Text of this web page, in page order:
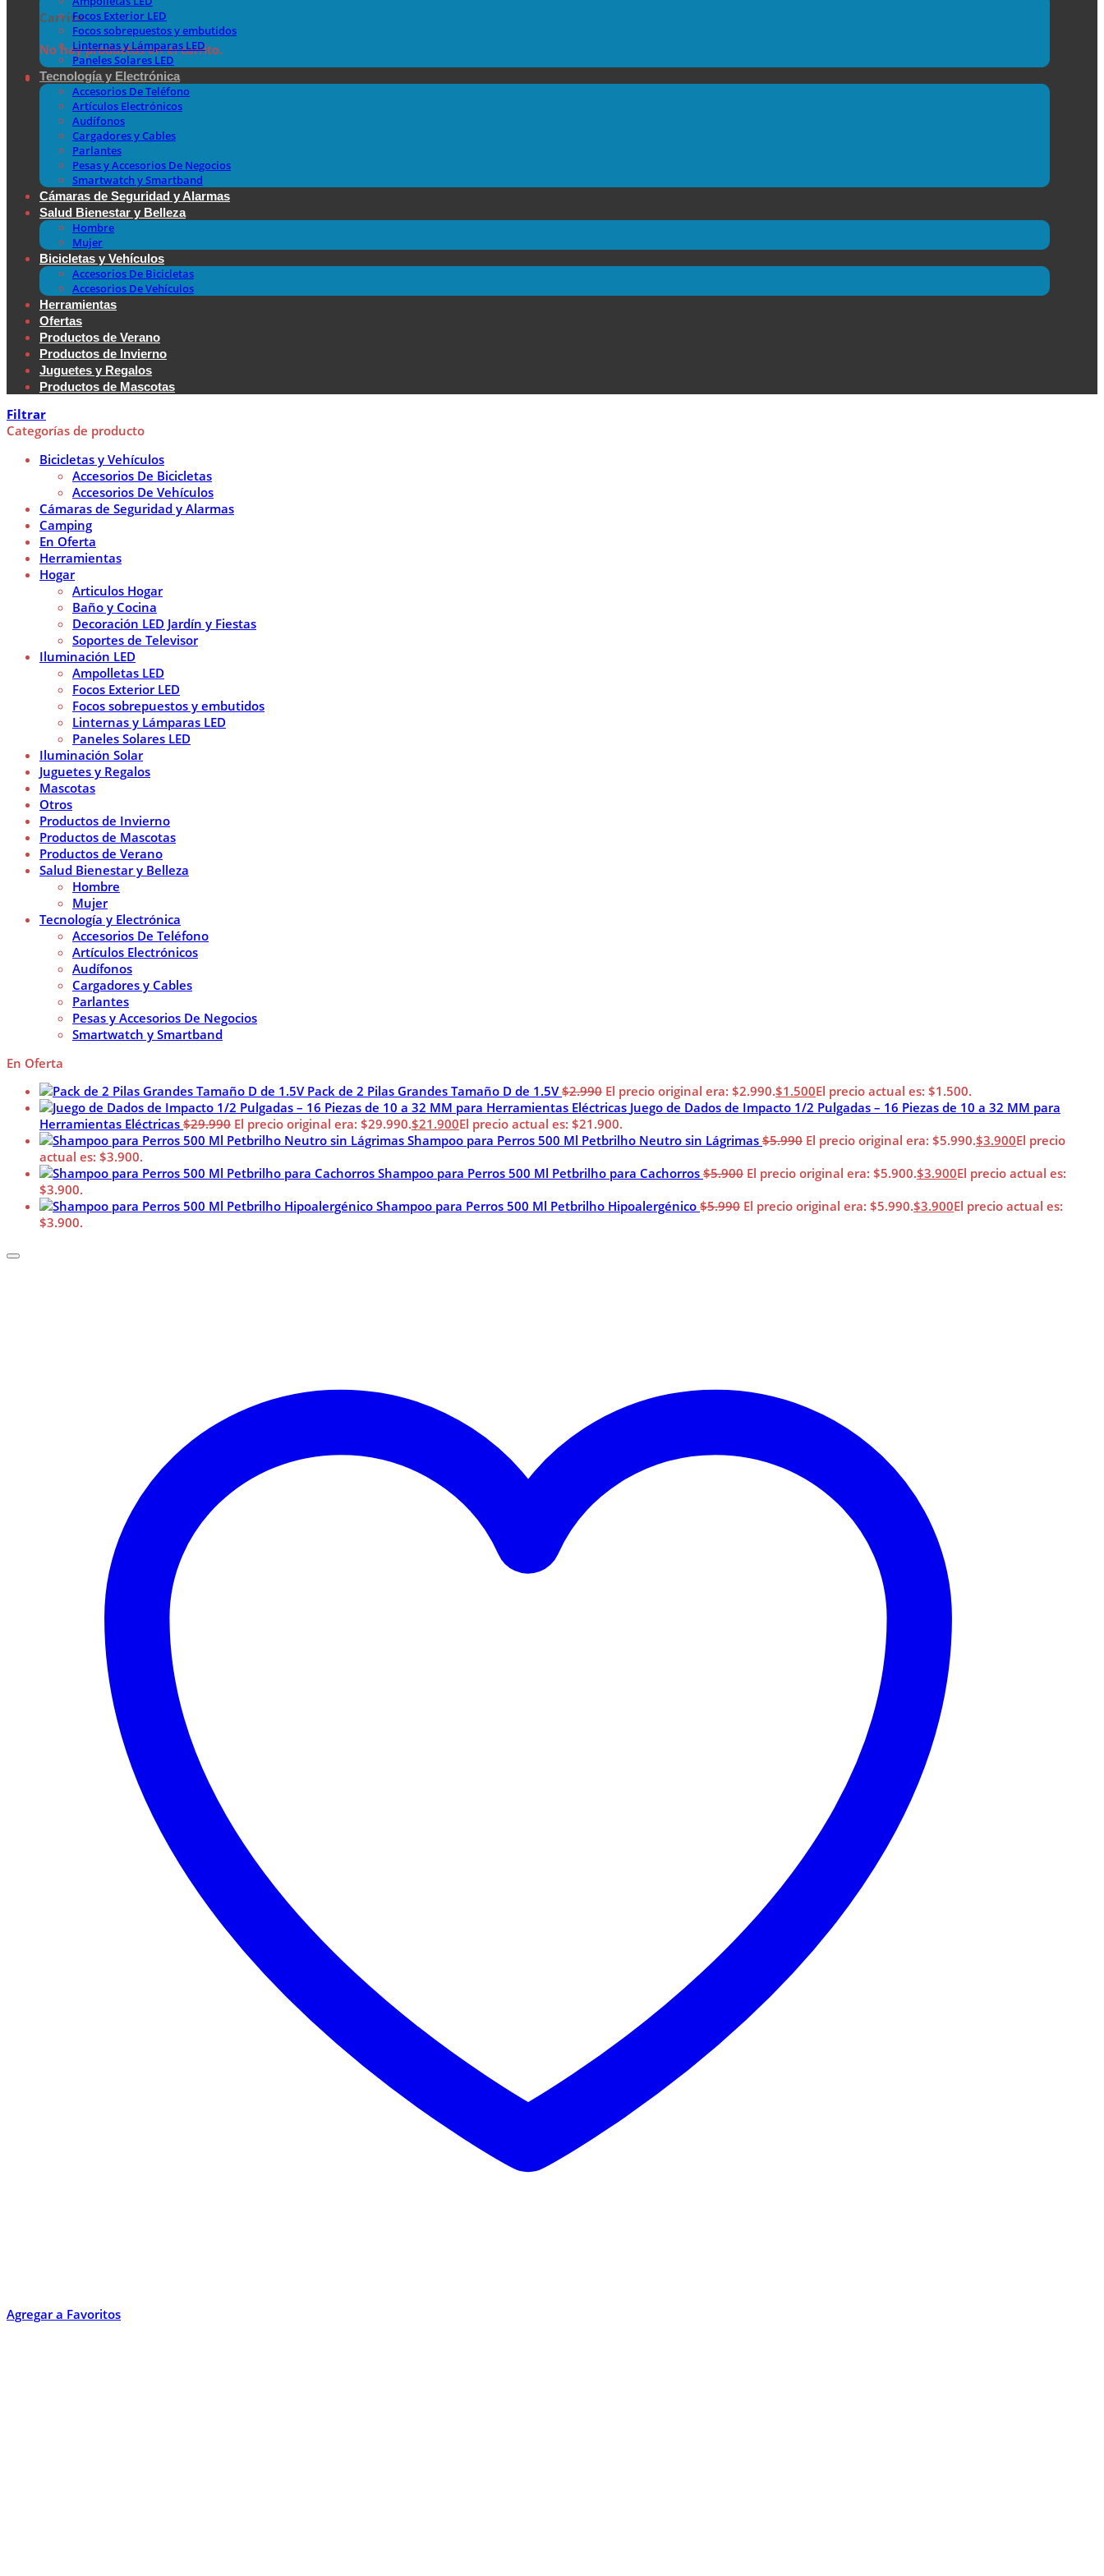
Carrito
No hay productos en el carrito.
Focos Exterior LED
Focos sobrepuestos y embutidos
Linternas y Lámparas LED
Paneles Solares LED
Tecnología y Electrónica
Accesorios De Teléfono
Artículos Electrónicos
Audífonos
Cargadores y Cables
Parlantes
Pesas y Accesorios De Negocios
Smartwatch y Smartband
Cámaras de Seguridad y Alarmas
Salud Bienestar y Belleza
Hombre
Mujer
Bicicletas y Vehículos
Accesorios De Bicicletas
Accesorios De Vehículos
Herramientas
Ofertas
Productos de Verano
Productos de Invierno
Juguetes y Regalos
Productos de Mascotas
Filtrar
Categorías de producto
Bicicletas y Vehículos
Accesorios De Bicicletas
Accesorios De Vehículos
Cámaras de Seguridad y Alarmas
Camping
En Oferta
Herramientas
Hogar
Articulos Hogar
Baño y Cocina
Decoración LED Jardín y Fiestas
Soportes de Televisor
Iluminación LED
Ampolletas LED
Focos Exterior LED
Focos sobrepuestos y embutidos
Linternas y Lámparas LED
Paneles Solares LED
Iluminación Solar
Juguetes y Regalos
Mascotas
Otros
Productos de Invierno
Productos de Mascotas
Productos de Verano
Salud Bienestar y Belleza
Hombre
Mujer
Tecnología y Electrónica
Accesorios De Teléfono
Artículos Electrónicos
Audífonos
Cargadores y Cables
Parlantes
Pesas y Accesorios De Negocios
Smartwatch y Smartband
En Oferta
Pack de 2 Pilas Grandes Tamaño D de 1.5V $2.990 El precio original era: $2.990.$1.500El precio actual es: $1.500.
Juego de Dados de Impacto 1/2 Pulgadas – 16 Piezas de 10 a 32 MM para
Herramientas Eléctricas $29.990 El precio original era: $29.990.$21.900El precio actual es: $21.900.
Shampoo para Perros 500 Ml Petbrilho Neutro sin Lágrimas $5.990 El precio original era: $5.990.$3.900El precio
actual es: $3.900.
Shampoo para Perros 500 Ml Petbrilho para Cachorros $5.900 El precio original era: $5.900.$3.900El precio actual es:
$3.900.
Shampoo para Perros 500 Ml Petbrilho Hipoalergénico $5.990 El precio original era: $5.990.$3.900El precio actual es:
$3.900.
Agregar a Favoritos